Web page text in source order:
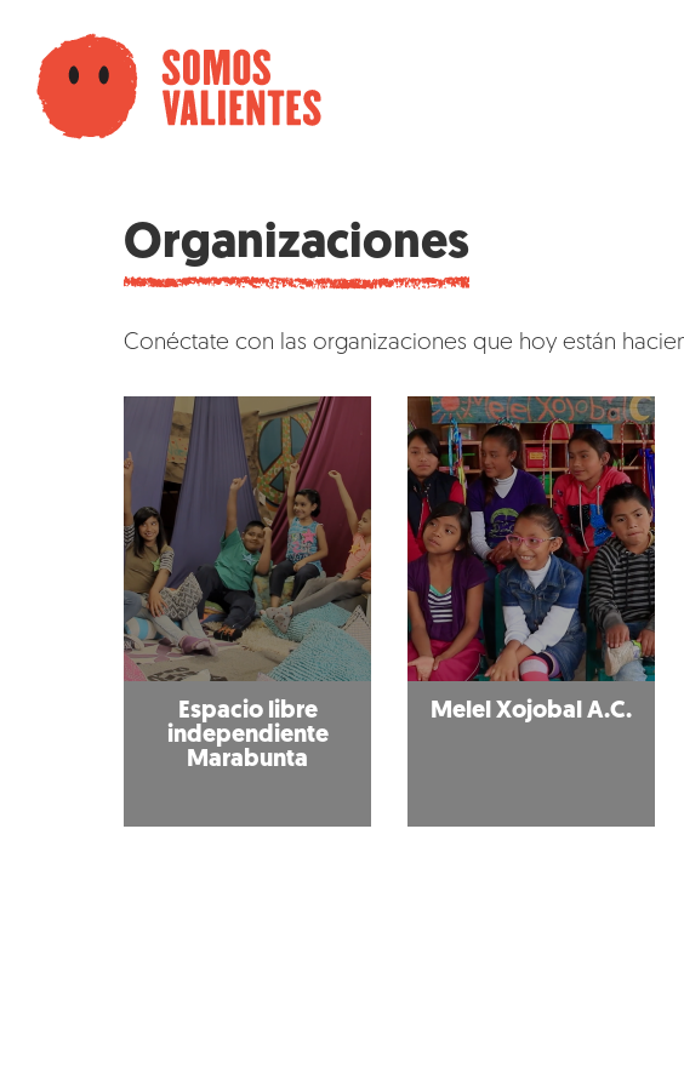
Organizaciones
Conéctate con las organizaciones que hoy están
Espacio libre
independiente
Marabunta
Melel Xojobal A.C.